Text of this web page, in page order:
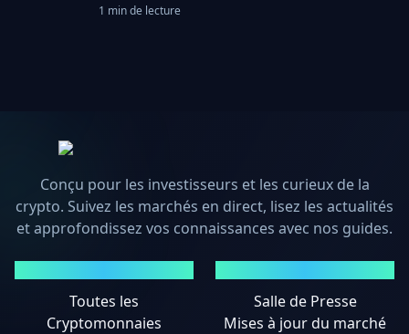
Yahoo Finance
1 min de lecture
Conçu pour les investisseurs et les curieux de la
crypto. Suivez les marchés en direct, lisez les actualités
et approfondissez vos connaissances avec nos guides.
Toutes les
Cryptomonnaies
Salle de Presse
Mises à jour du marché